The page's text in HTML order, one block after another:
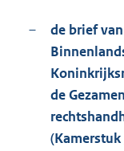
–
de brief
de
(Kamerstuk